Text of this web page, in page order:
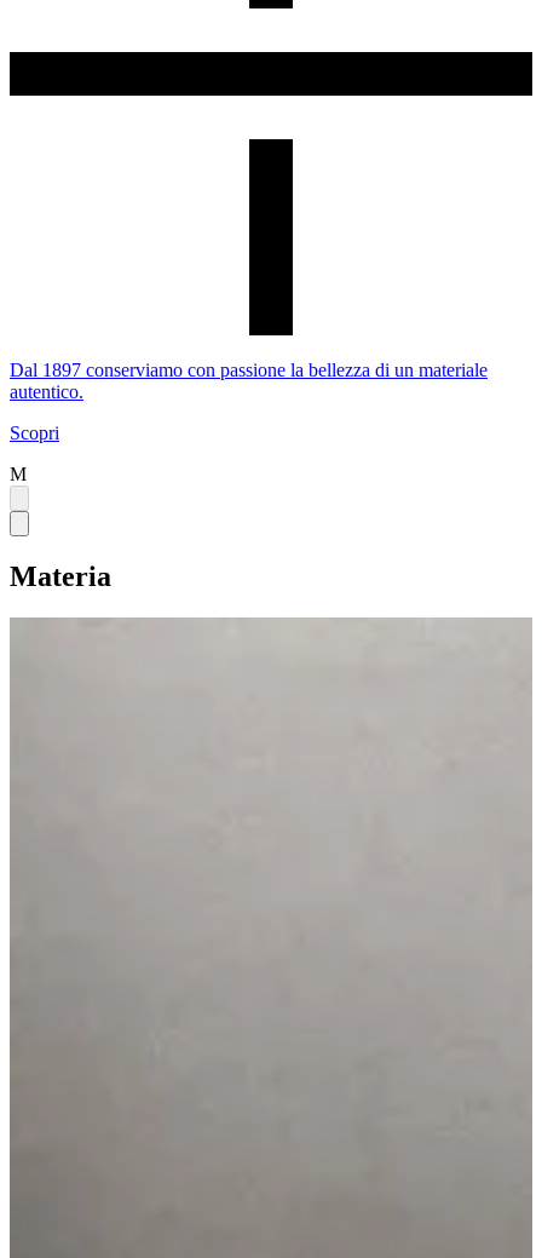
Dal 1897 conserviamo con passione la bellezza di un materiale
autentico.
Scopri
M
Materia